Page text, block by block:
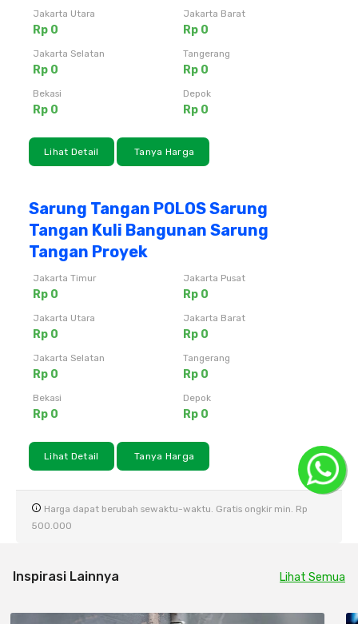
Jakarta Utara
Rp 0
Jakarta Barat
Rp 0
Jakarta Selatan
Rp 0
Tangerang
Rp 0
Bekasi
Rp 0
Depok
Rp 0
Lihat Detail Tanya Harga
Sarung Tangan POLOS Sarung
Tangan Kuli Bangunan Sarung
Tangan Proyek
Jakarta Timur
Rp 0
Jakarta Pusat
Rp 0
Jakarta Utara
Rp 0
Jakarta Barat
Rp 0
Jakarta Selatan
Rp 0
Tangerang
Rp 0
Bekasi
Rp 0
Depok
Rp 0
Lihat Detail Tanya Harga
Harga dapat berubah sewaktu-waktu. Gratis ongkir min. Rp
500.000
Inspirasi Lainnya Lihat Semua